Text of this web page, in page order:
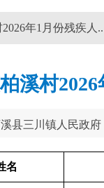
年1月份残疾人
溪村
县三川镇人民政府
名